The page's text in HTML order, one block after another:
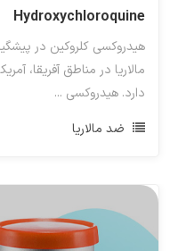
Hydroxychloroquine
هیدروکسی کلروکین در
مالاریا در مناطق آفریقا،
دارد. هیدروکسی ...
ضد مالاریا